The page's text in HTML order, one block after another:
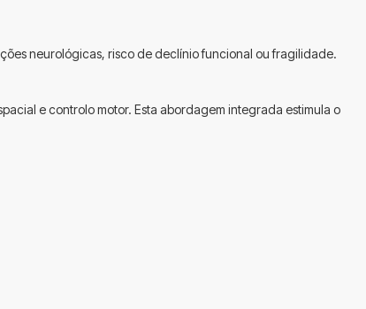
neurológicas, risco de declínio funcional ou fragilidade.
e controlo motor. Esta abordagem integrada estimula o